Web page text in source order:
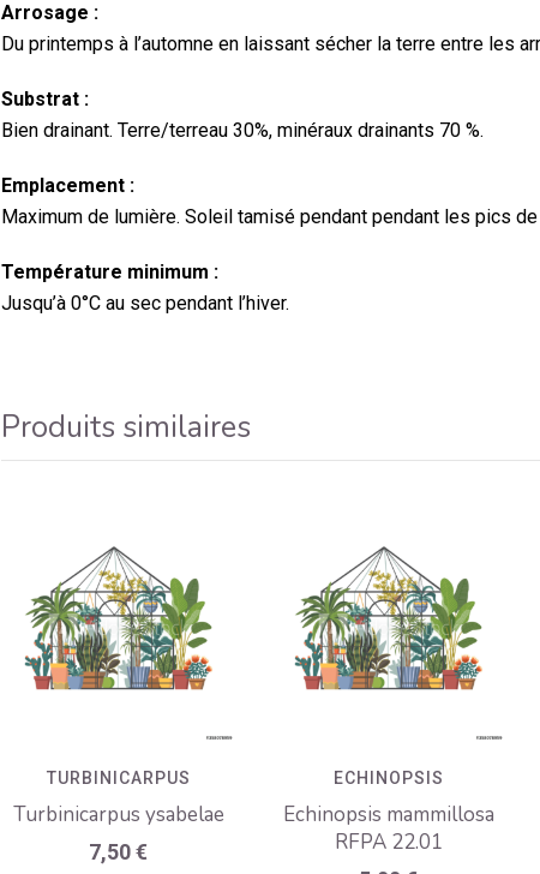
Arrosage :
Du printemps à l’automne en laissant sécher la terre entre les
Substrat :
Bien drainant. Terre/terreau 30%, minéraux drainants 70 %.
Emplacement :
Maximum de lumière. Soleil tamisé pendant pendant les pics de
Température minimum :
Jusqu’à 0°C au sec pendant l’hiver.
Produits similaires
TURBINICARPUS
Turbinicarpus ysabelae
7,50€
ECHINOPSIS
Echinopsis mammillosa
RFPA 22.01